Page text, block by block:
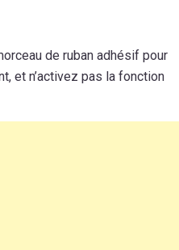
de ruban adhésif pour
et n’activez pas la fonction